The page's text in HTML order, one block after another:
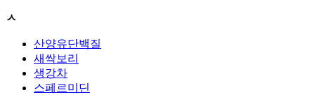
ㅅ
산양유단백질
새싹보리
생강차
스페르미딘